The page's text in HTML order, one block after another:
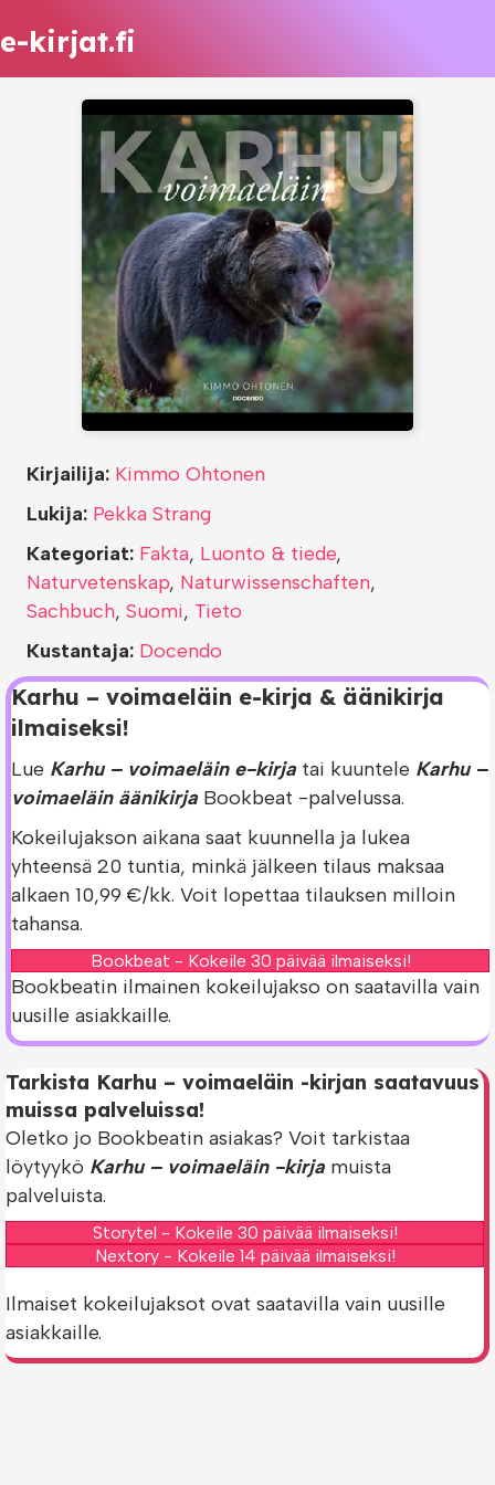
e-kirjat.fi
Karhu – voimaeläin e-kirja & äänikirja
ilmaiseksi!
Lue Karhu – voimaeläin e-kirja tai kuuntele Karhu –
voimaeläin äänikirja Bookbeat -palvelussa.
Kokeilujakson aikana saat kuunnella ja lukea
yhteensä 20 tuntia, minkä jälkeen tilaus maksaa
alkaen 10,99 €/kk. Voit lopettaa tilauksen milloin
tahansa.
Bookbeat - Kokeile 30 päivää ilmaiseksi!
Bookbeatin ilmainen kokeilujakso on saatavilla vain
uusille asiakkaille.
Kirjailija: Kimmo Ohtonen
Lukija: Pekka Strang
Kategoriat: Fakta, Luonto & tiede,
Naturvetenskap, Naturwissenschaften,
Sachbuch, Suomi, Tieto
Kustantaja: Docendo
Tarkista Karhu – voimaeläin -kirjan saatavuus
muissa palveluissa!
Oletko jo Bookbeatin asiakas? Voit tarkistaa
löytyykö Karhu – voimaeläin -kirja muista
palveluista.
Storytel - Kokeile 30 päivää ilmaiseksi!
Nextory - Kokeile 14 päivää ilmaiseksi!
Ilmaiset kokeilujaksot ovat saatavilla vain uusille
asiakkaille.